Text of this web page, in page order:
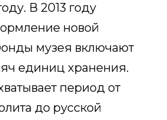
В 2013 году
новой
музея включают
единиц хранения.
период от
до русской